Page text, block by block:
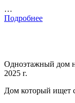
…
Подробнее
Одноэтажный дом
2025 г.
Дом который ищет